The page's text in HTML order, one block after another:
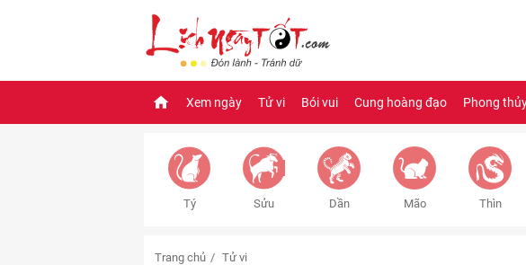
Xem ngày Tử vi Bói vui Cung hoàng đạo Phong
Tý Sửu Dần Mão Thìn
Trang chủ Tử vi